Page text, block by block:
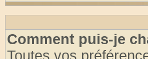
Comment puis-je
Toutes vos